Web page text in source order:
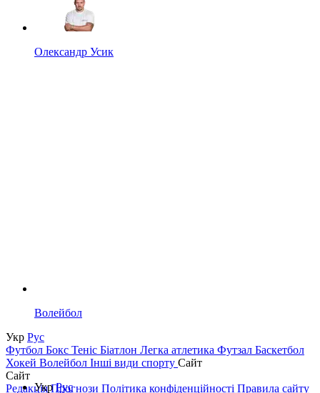
Олександр Усик
Волейбол
Укр Рус
Футбол Бокс Теніс Біатлон Легка атлетика Футзал Баскетбол
Хокей Волейбол Інші види спорту Сайт
Сайт
РедакціяПрогнози Політика конфіденційності Правила сайту
УкрРус